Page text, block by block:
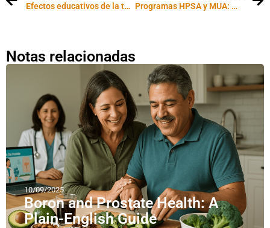
Efectos educativos de la televisión Programas HPSA y MUA: Médicos inmigrantes y escasez de profesionales de la salud en Estados Unidos
Notas relacionadas
10/09/2025
Boron and Prostate Health: A
Plain-English Guide